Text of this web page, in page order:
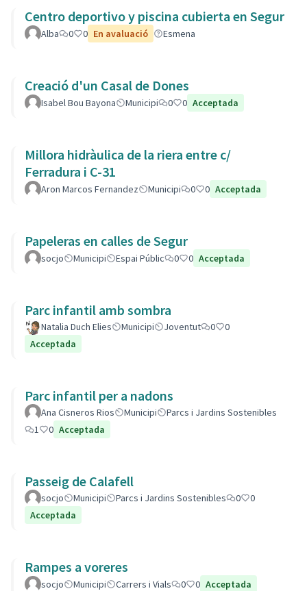
Centro deportivo y piscina cubierta en Segur
Alba 0 0 En avaluació Esmena
Creació d'un Casal de Dones
Isabel Bou Bayona Municipi 0 0 Acceptada
Millora hidràulica de la riera entre c/
Ferradura i C-31
Aron Marcos Fernandez Municipi 0 0 Acceptada
Papeleras en calles de Segur
socjo Municipi Espai Públic 0 0 Acceptada
Parc infantil amb sombra
Natalia Duch Elies Municipi Joventut 0
0
Acceptada
Parc infantil per a nadons
Ana Cisneros Rios Municipi
Parcs i Jardins Sostenibles
1
0 Acceptada
Passeig de Calafell
socjo Municipi Parcs i Jardins Sostenibles 0
0
Acceptada
Rampes a voreres
socjo Municipi Carrers i Vials 0 0 Acceptada